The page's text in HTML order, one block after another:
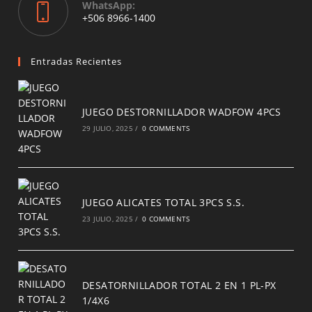
WhatsApp:
+506 8966-1400Opens
Entradas Recientes
JUEGO DESTORNILLADOR WADFOW 4PCS
29 JULIO, 2025 / 0 COMMENTS
JUEGO ALICATES TOTAL 3PCS S.S.
23 JULIO, 2025 / 0 COMMENTS
DESATORNILLADOR TOTAL 2 EN 1 PL-PX
1/4X6